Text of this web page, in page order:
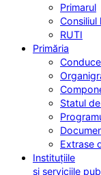
Primarul
Consiliul
RUTI
Primăria
Statul
Extrase
Instituțiile
și serviciile